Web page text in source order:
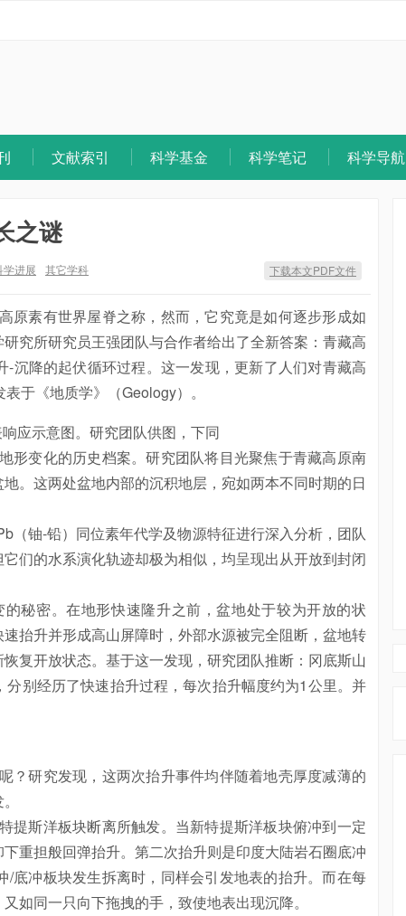
文献索引 科学基金 科学笔记 科学导航
之谜
学进展 其它学科 下载本文PDF文件
原素有世界屋脊之称，然而，它究竟是如何逐步形成如
究所研究员王强团队与合作者给出了全新答案：青藏高
沉降的起伏循环过程。这一发现，更新了人们对青藏高
于《地质学》（Geology）。
应示意图。研究团队供图，下同
变化的历史档案。研究团队将目光聚焦于青藏高原南
。这两处盆地内部的沉积地层，宛如两本不同时期的日
铀-铅）同位素年代学及物源特征进行深入分析，团队
们的水系演化轨迹却极为相似，均呈现出从开放到封闭
密。在地形快速隆升之前，盆地处于较为开放的状
抬升并形成高山屏障时，外部水源被完全阻断，盆地转
复开放状态。基于这一发现，研究团队推断：冈底斯山
别经历了快速抬升过程，每次抬升幅度约为1公里。并
研究发现，这两次抬升事件均伴随着地壳厚度减薄的
斯洋板块断离所触发。当新特提斯洋板块俯冲到一定
重担般回弹抬升。第二次抬升则是印度大陆岩石圈底冲
/底冲板块发生拆离时，同样会引发地表的抬升。而在每
如同一只向下拖拽的手，致使地表出现沉降。